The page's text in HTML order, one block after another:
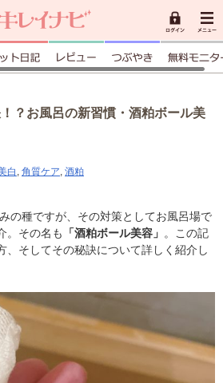
？お風呂の新習慣・酒粕ボール美
白 , 角質ケア, 酒粕
の種ですが、その対策としてお風呂場で
。その名も
「酒粕ボール美容」 。この記
、そしてその秘訣について詳しく紹介し